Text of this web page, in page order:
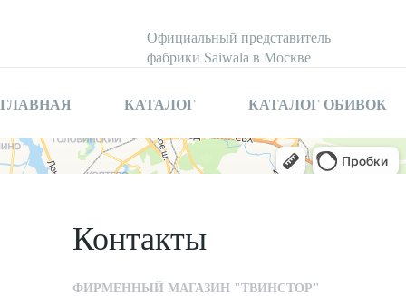
Официальный представитель
фабрики Saiwala в Москве
ГЛАВНАЯ КАТАЛОГ КАТАЛОГ ОБИВОК
Контакты
ФИРМЕННЫЙ МАГАЗИН "ТВИНСТОР"